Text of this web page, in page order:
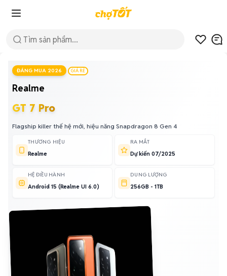
ĐÁNG MUA 2026 GIÁ RẺ
Realme
GT 7 Pro
Flagship killer thế hệ mới, hiệu năng Snapdragon 8 Gen 4
THƯƠNG HIỆU
Realme
RA MẮT
Dự kiến 07/2025
HỆ ĐIỀU HÀNH
Android 15 (Realme UI 6.0)
DUNG LƯỢNG
256GB - 1TB